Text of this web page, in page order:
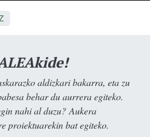
aldizkari bakarra, eta zu
behar du aurrera egiteko.
nahi al duzu? Aukera
proiektuarekin bat egiteko.